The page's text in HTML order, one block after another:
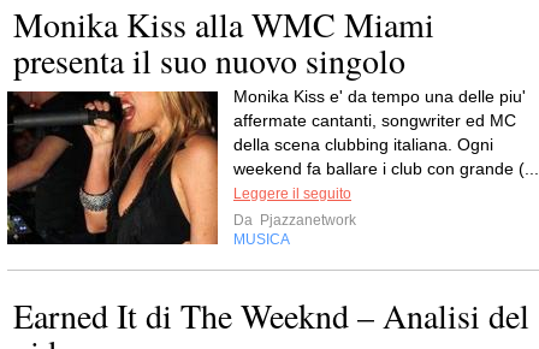
Monika Kiss alla WMC Miami
presenta il suo nuovo singolo
Monika Kiss e' da tempo una delle piu'
affermate cantanti, songwriter ed MC
della scena clubbing italiana. Ogni
weekend fa ballare i club con grande
Leggere il seguito
Da Pjazzanetwork
MUSICA
Earned It di The Weeknd – Analisi del